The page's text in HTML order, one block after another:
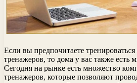
Если вы предпочитаете
тренажеров, то дома у вас также есть
Сегодня на рынке есть множество
тренажеров, которые позволяют